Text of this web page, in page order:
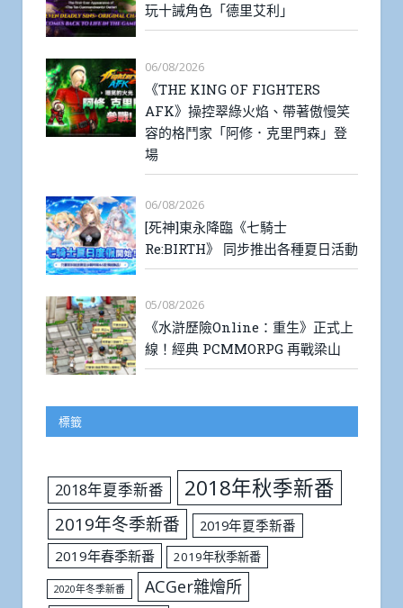
玩十誡角色「德里艾利」
06/08/2026
《THE KING OF FIGHTERS
AFK》操控翠綠火焰、帶著傲慢笑
容的格鬥家「阿修．克里門森」登
場
06/08/2026
[死神]東永降臨《七騎士
Re:BIRTH》 同步推出各種夏日活動
05/08/2026
《水滸歷險Online：重生》正式上
線！經典 PCMMORPG 再戰梁山
標籤
2018年夏季新番 2018年秋季新番
2019年冬季新番
2019年夏季新番
2019年春季新番
2019年秋季新番
2020年冬季新番 ACGer雜燴所